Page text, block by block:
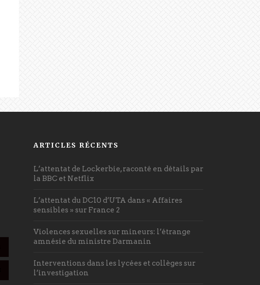
ARTICLES RÉCENTS
L’attentat de Lockerbie, raconté en détails par
la BBC et Netflix
L’attentat du DC10 d’UTA dans « Affaires
sensibles » sur France 2
Violences sexuelles sur mineurs: l’étrange
amnésie du ministre Darmanin
Interventions dans les lycées et collèges sur
l’investigation